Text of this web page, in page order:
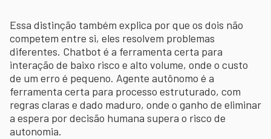
Essa distinção também explica por que os dois não
competem entre si, eles resolvem problemas
diferentes. Chatbot é a ferramenta certa para
interação de baixo risco e alto volume, onde o custo
de um erro é pequeno. Agente autônomo é a
ferramenta certa para processo estruturado, com
regras claras e dado maduro, onde o ganho de eliminar
a espera por decisão humana supera o risco de
autonomia.